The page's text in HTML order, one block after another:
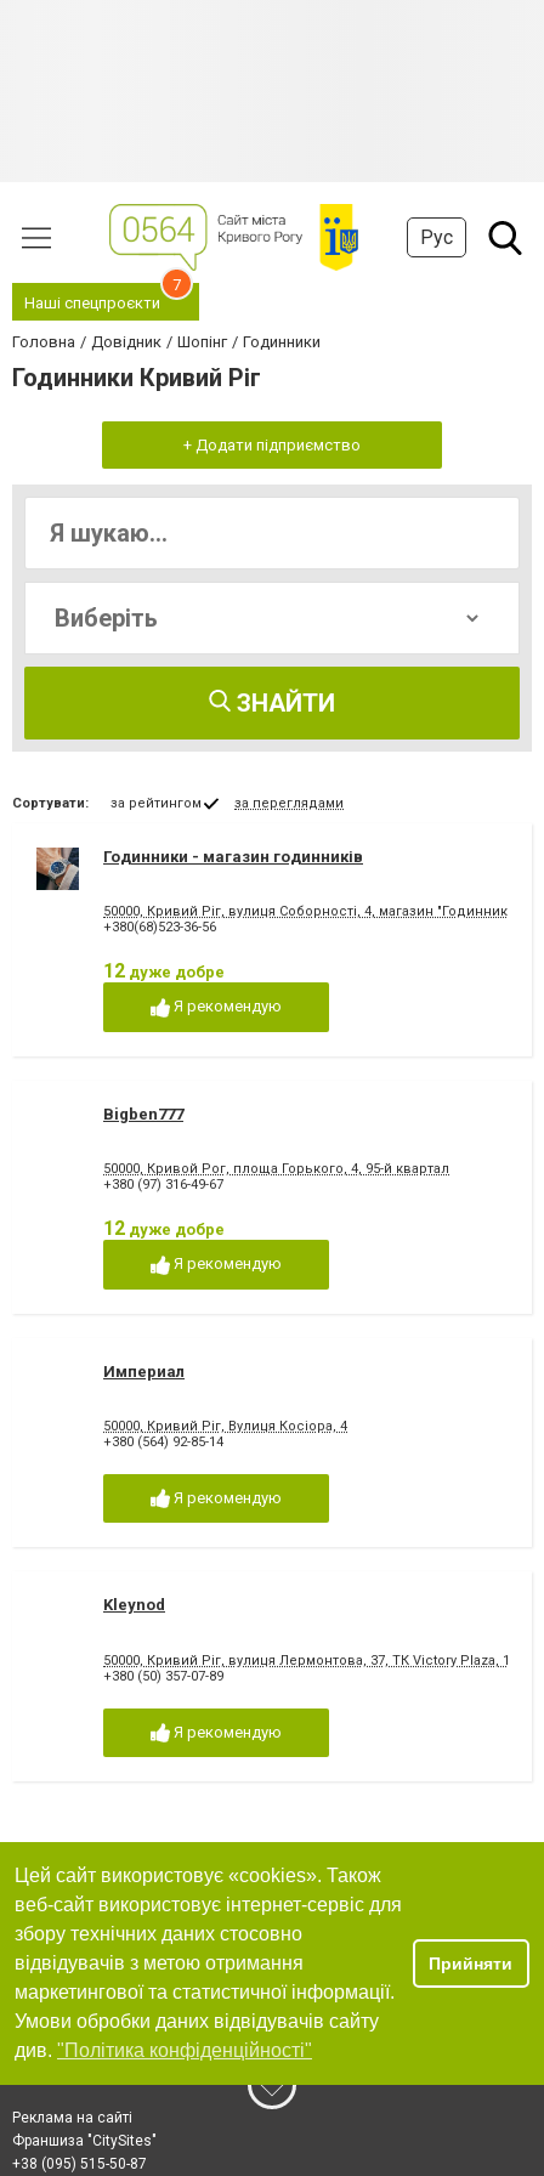
Рус
Наші спецпроєкти
7
Головна Довідник Шопінг Годинники
Годинники Кривий Ріг
+ Додати підприємство
ЗНАЙТИ
Сортувати: за рейтингом за переглядами
Годинники - магазин годинників
50000, Кривий Ріг, вулиця Соборності, 4, магазин "Годинники"
+380(68)523-36-56
12 дуже добре
Я рекомендую
Bigben777
50000, Кривой Рог, площа Горького, 4, 95-й квартал
+380 (97) 316-49-67
12 дуже добре
Я рекомендую
Империал
50000, Кривий Ріг, Вулиця Косіора, 4
+380 (564) 92-85-14
Я рекомендую
Kleynod
50000, Кривий Ріг, вулиця Лермонтова, 37, ТК Victory Plaza, 1
+380 (50) 357-07-89
Я рекомендую
Цей сайт використовує «cookies». Також
веб-сайт використовує інтернет-сервіс для
збору технічних даних стосовно
відвідувачів з метою отримання
маркетингової та статистичної інформації.
Умови обробки даних відвідувачів сайту
див. "Політика конфіденційності"
Прийняти
Реклама на сайті
Франшиза "CitySites"
+38 (095) 515-50-87